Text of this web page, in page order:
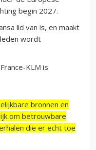
begin 2027.
lid van is, en maakt
wordt
KLM is
bronnen en
om betrouwbare
die er echt toe